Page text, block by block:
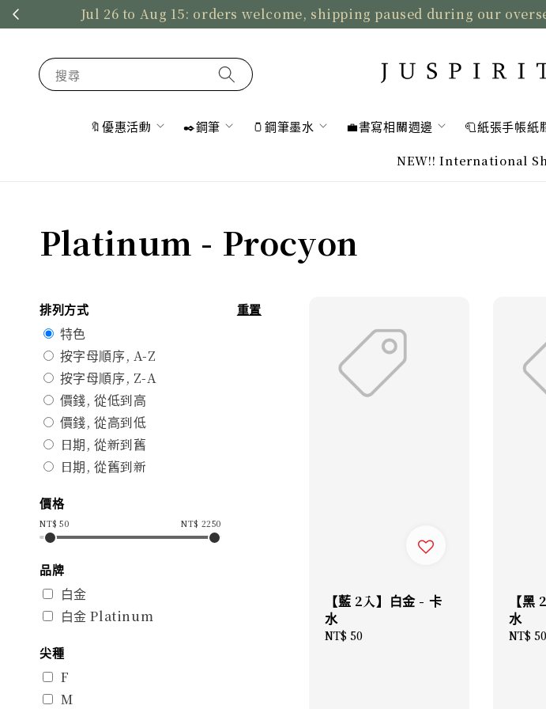
Jul 26 to Aug 15: orders welcome, shipping paused during our
搜尋
🔖優惠活動 ✒️鋼筆 🫙鋼筆墨水 💼書寫相關週邊 🧻紙張手帳紙
NEW!! International
Platinum - Procyon
排列方式 重置
特色
按字母順序, A-Z
按字母順序, Z-A
價錢, 從低到高
價錢, 從高到低
日期, 從新到舊
日期, 從舊到新
價格
NT$50 NT$ 2250
品牌
白金
白金 Platinum
尖種
F
M
【藍 2入】白金 - 卡
水
Regular
NT$ 50
【黑
水
Regular
NT$ 50